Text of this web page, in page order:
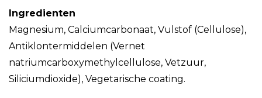
Ingredienten
Magnesium, Calciumcarbonaat, Vulstof (Cellulose),
Antiklontermiddelen (Vernet
natriumcarboxymethylcellulose, Vetzuur,
Siliciumdioxide), Vegetarische coating.